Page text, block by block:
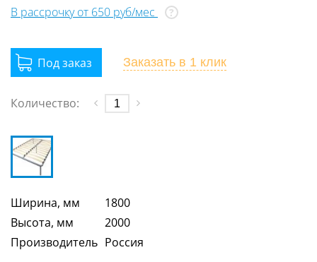
В рассрочку от 650 руб/мес ?
Заказать в 1 клик
Количество:
Ширина, мм
1800
Высота, мм
2000
Производитель Россия